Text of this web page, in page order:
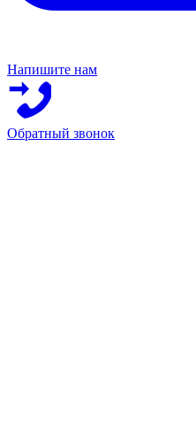
Напишите нам
Обратный звонок